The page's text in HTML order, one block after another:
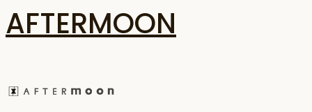
AFTERMOON